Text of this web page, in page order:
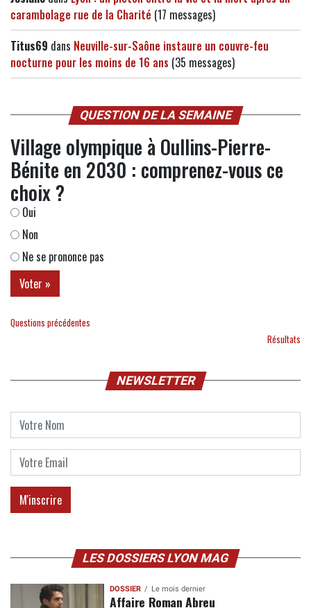
carambolage rue de la Charité (17 messages)
Titus69 dans Neuville-sur-Saône instaure un couvre-feu
nocturne pour les moins de 16 ans (35 messages)
QUESTION DE LA SEMAINE
Village olympique à Oullins-Pierre-
Bénite en 2030 : comprenez-vous ce
choix ?
Oui
Non
Ne se prononce pas
Questions précédentes
Résultats
NEWSLETTER
LES DOSSIERS LYON MAG
DOSSIER Le mois dernier
Affaire Roman Abreu